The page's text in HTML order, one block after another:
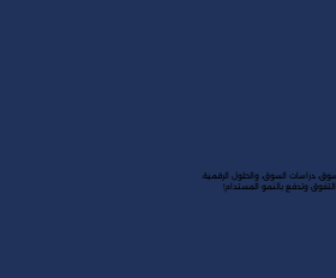
دراسات السوق، والحلول الرقمية.
وتدفع بالنمو المستدام!